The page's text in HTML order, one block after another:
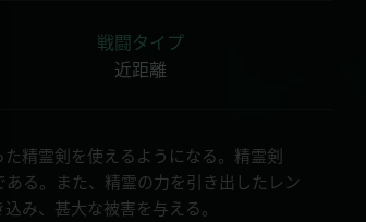
戦闘タイプ
近距離
精霊剣を使えるようになる。精霊剣
る。また、精霊の力を引き出したレン
み、甚大な被害を与える。